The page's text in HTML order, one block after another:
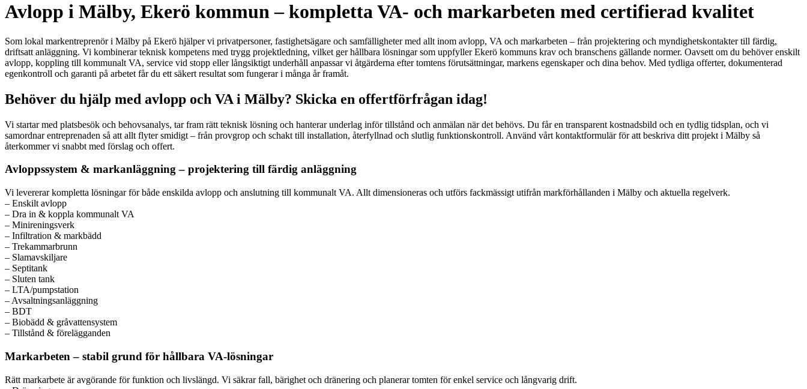
Avlopp i Mälby, Ekerö kommun – kompletta VA- och markarbeten med certifierad kvalitet
Som lokal markentreprenör i Mälby på Ekerö hjälper vi privatpersoner, fastighetsägare och samfälligheter med allt inom avlopp, VA och markarbeten – från projektering och myndighetskontakter till färdig,
driftsatt anläggning. Vi kombinerar teknisk kompetens med trygg projektledning, vilket ger hållbara lösningar som uppfyller Ekerö kommuns krav och branschens gällande normer. Oavsett om du behöver enskilt
avlopp, koppling till kommunalt VA, service vid stopp eller långsiktigt underhåll anpassar vi åtgärderna efter tomtens förutsättningar, markens egenskaper och dina behov. Med tydliga offerter, dokumenterad
egenkontroll och garanti på arbetet får du ett säkert resultat som fungerar i många år framåt.
Behöver du hjälp med avlopp och VA i Mälby? Skicka en offertförfrågan idag!
Vi startar med platsbesök och behovsanalys, tar fram rätt teknisk lösning och hanterar underlag inför tillstånd och anmälan när det behövs. Du får en transparent kostnadsbild och en tydlig tidsplan, och vi
samordnar entreprenaden så att allt flyter smidigt – från provgrop och schakt till installation, återfyllnad och slutlig funktionskontroll. Använd vårt kontaktformulär för att beskriva ditt projekt i Mälby så
återkommer vi snabbt med förslag och offert.
Avloppssystem & markanläggning – projektering till färdig anläggning
Vi levererar kompletta lösningar för både enskilda avlopp och anslutning till kommunalt VA. Allt dimensioneras och utförs fackmässigt utifrån markförhållanden i Mälby och aktuella regelverk.
– Enskilt avlopp
– Dra in & koppla kommunalt VA
– Minireningsverk
– Infiltration & markbädd
– Trekammarbrunn
– Slamavskiljare
– Septitank
– Sluten tank
– LTA/pumpstation
– Avsaltningsanläggning
– BDT
– Biobädd & gråvattensystem
– Tillstånd & förelägganden
Markarbeten – stabil grund för hållbara VA-lösningar
Rätt markarbete är avgörande för funktion och livslängd. Vi säkrar fall, bärighet och dränering och planerar tomten för enkel service och långvarig drift.